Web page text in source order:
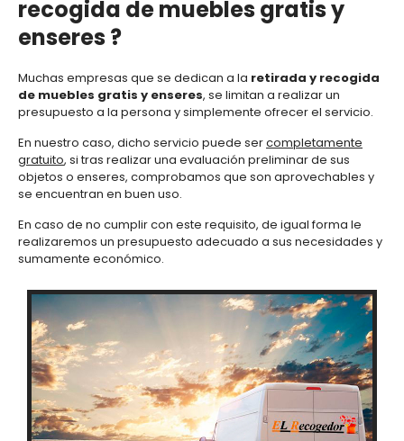
recogida de muebles gratis y
enseres ?
Muchas empresas que se dedican a la retirada y recogida
de muebles gratis y enseres, se limitan a realizar un
presupuesto a la persona y simplemente ofrecer el servicio.
En nuestro caso, dicho servicio puede sercompletamente
gratuito, si tras realizar una evaluación preliminar de sus
objetos o enseres, comprobamos que son aprovechables y
se encuentran en buen uso.
En caso de no cumplir con este requisito, de igual forma le
realizaremos un presupuesto adecuado a sus necesidades y
sumamente económico.